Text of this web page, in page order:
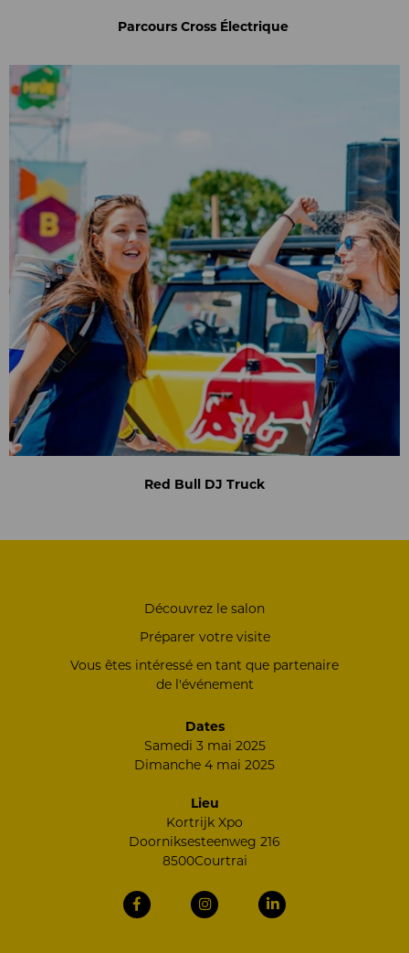
Parcours Cross Électrique
Red Bull DJ Truck
Découvrez le salon
Préparer votre visite
Vous êtes intéressé en tant que partenaire
de l'événement
Dates
Samedi 3 mai 2025
Dimanche 4 mai 2025
Lieu
Kortrijk Xpo
Doorniksesteenweg 216
8500Courtrai